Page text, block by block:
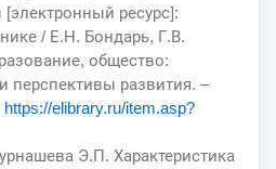
ресурс]:
/ Е.Н. Бондарь, Г.В.
общество:
перспективы развития. –
https://elibrary.ru/item.asp?
Э.П. Характеристика